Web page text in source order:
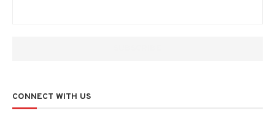
CONNECT WITH US